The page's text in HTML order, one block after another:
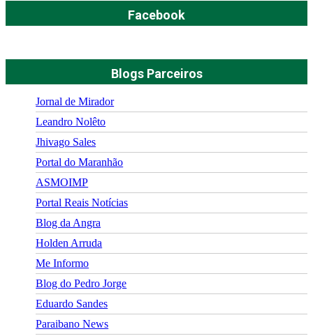
Facebook
Blogs Parceiros
Jornal de Mirador
Leandro Nolêto
Jhivago Sales
Portal do Maranhão
ASMOIMP
Portal Reais Notí­cias
Blog da Angra
Holden Arruda
Me Informo
Blog do Pedro Jorge
Eduardo Sandes
Paraibano News